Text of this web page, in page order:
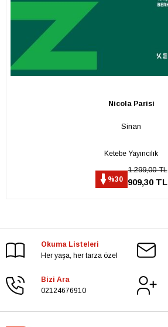
Nicola Parisi
Sinan
Ketebe Yayıncılık
%30
1.299,00 TL
909,30 TL
Okuma Listeleri
Her yaşa, her tarza özel
Bizi Ara
02124676910